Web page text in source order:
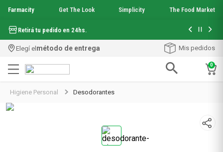
Farmacity Get The Look Simplicity The Food Market
Retirá tu pedido en 24hs. Hasta 6
Elegí elmétodo de entrega Mis pedidos
0
Higiene Personal Desodorantes
2.